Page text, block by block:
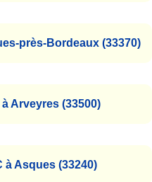
près-Bordeaux (33370)
Arveyres (33500)
à Asques (33240)